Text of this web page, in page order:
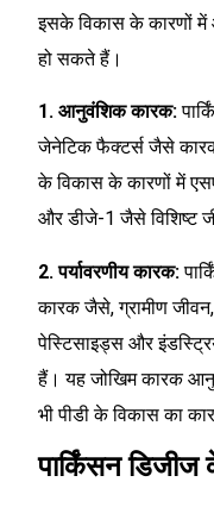
इसके विकास के कारणों में
हो सकते हैं।
1. आनुवंशिक कारक:
जेनेटिक फैक्टर्स जैसे
के विकास के कारणों में
और डीजे-1 जैसे विशिष्ट
2. पर्यावरणीय कारक:
कारक जैसे, ग्रामीण
पेस्टिसाइड्स और
हैं। यह जोखिम कारक
भी पीडी के विकास का
पार्किंसन